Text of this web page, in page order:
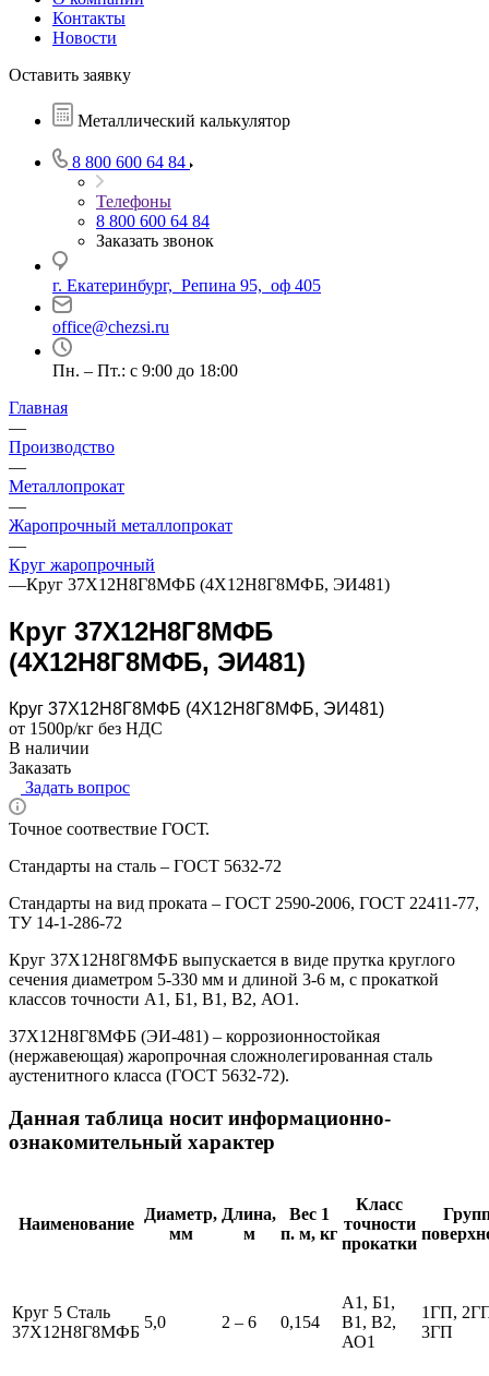
Контакты
Новости
Оставить заявку
Металлический калькулятор
8 800 600 64 84
Телефоны
8 800 600 64 84
Заказать звонок
г. Екатеринбург, Репина 95, оф 405
office@chezsi.ru
Пн. – Пт.: с 9:00 до 18:00
Главная
—
Производство
—
Металлопрокат
—
Жаропрочный металлопрокат
—
Круг жаропрочный
—Круг 37Х12Н8Г8МФБ (4Х12Н8Г8МФБ, ЭИ481)
Круг 37Х12Н8Г8МФБ
(4Х12Н8Г8МФБ, ЭИ481)
Круг 37Х12Н8Г8МФБ (4Х12Н8Г8МФБ, ЭИ481)
от 1500р/кг без НДС
В наличии
Заказать
Задать вопрос
Точное соотвествие ГОСТ.
Стандарты на сталь – ГОСТ 5632-72
Стандарты на вид проката – ГОСТ 2590-2006, ГОСТ 22411-77,
ТУ 14-1-286-72
Круг 37Х12Н8Г8МФБ выпускается в виде прутка круглого
сечения диаметром 5-330 мм и длиной 3-6 м, с прокаткой
классов точности А1, Б1, В1, В2, АО1.
37Х12Н8Г8МФБ (ЭИ-481) – коррозионностойкая
(нержавеющая) жаропрочная сложнолегированная сталь
аустенитного класса (ГОСТ 5632-72).
Данная таблица носит информационно-
ознакомительный характер
Наименование
Диаметр,
мм
Длина,
м
Вес 1
п. м, кг
Класс
точности
прокатки
Круг 5 Сталь
37Х12Н8Г8МФБ
5,0 2 – 6 0,154
А1, Б1,
В1, В2,
АО1
1ГП,
3ГП